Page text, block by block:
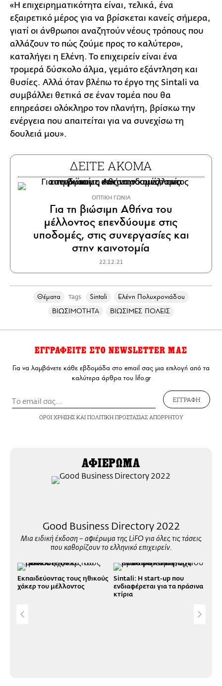
«Η επιχειρηματικότητα είναι, τελικά, ένα
εξαιρετικό μέρος για να βρίσκεται κανείς σήμερα,
γιατί οι άνθρωποι αναζητούν νέους τρόπους που
αλλάζουν το πώς ζούμε προς το καλύτερο»,
καταλήγει η Ελένη. Το επιχειρείν είναι ένα
τρομερά δύσκολο άλμα, γεμάτο εξάντληση και
θυσίες. Αλλά όταν βλέπω το έργο της Sintali να
συμβάλλει θετικά σε έναν τομέα που θα
επηρεάσει ολόκληρο τον πλανήτη, βρίσκω την
ενέργεια που απαιτείται για να συνεχίσω τη
δουλειά μου».
ΔΕΙΤΕ ΑΚΟΜΑ
ΟΠΤΙΚΗ ΓΩΝΙΑ
Για τη βιώσιμη Αθήνα του
μέλλοντος επενδύουμε στις
υποδομές, στις συνεργασίες και
στην καινοτομία
22.12.21
Θέματα Tags Sintali
Ελένη Πολυχρονιάδου
ΒΙΩΣΙΜΟΤΗΤΑ
ΒΙΩΣΙΜΕΣ ΠΟΛΕΙΣ
ΕΓΓΡΑΦΕΙΤΕ ΣΤΟ NEWSLETTER ΜΑΣ
Για να λαμβάνετε κάθε εβδομάδα στο email σας μια επιλογή από τα
καλύτερα άρθρα του lifo.gr
ΕΓΓΡΑΦΗ
ΟΡΟΙ ΧΡΗΣΗΣΚΑΙ ΠΟΛΙΤΙΚΗ ΠΡΟΣΤΑΣΙΑΣ ΑΠΟΡΡΗΤΟΥ
ΑΦΙΕΡΩΜΑ
Good Business Directory 2022
Μια ειδική έκδοση – αφιέρωμα της LiFO για όλες τις τάσεις
που καθορίζουν το ελληνικό επιχειρείν.
Εκπαιδεύοντας τους ηθικούς
χάκερ του μέλλοντος
Sintali: Η start-up που
ενδιαφέρεται για τα πράσινα
κτίρια